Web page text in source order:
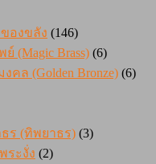
ของขลัง (146)
(Magic Brass) (6)
คล (Golden Bronze) (6)
ร (ทิพยาธร) (3)
ระงั่ง (2)